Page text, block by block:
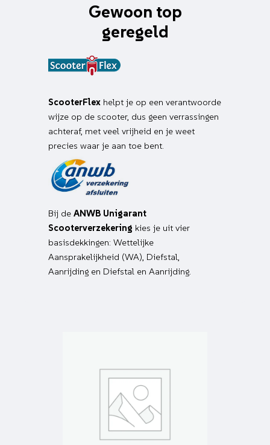
Gewoon top
geregeld
ScooterFlex helpt je op een verantwoorde
wijze op de scooter, dus geen verrassingen
achteraf, met veel vrijheid en je weet
precies waar je aan toe bent.
Bij de ANWB Unigarant
Scooterverzekering kies je uit vier
basisdekkingen: Wettelijke
Aansprakelijkheid (WA), Diefstal,
Aanrijding en Diefstal en Aanrijding.